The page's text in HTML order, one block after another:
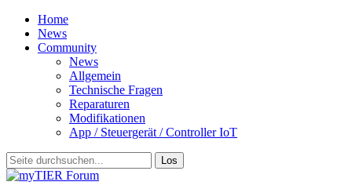
Home
News
Community
News
Allgemein
Technische Fragen
Reparaturen
Modifikationen
App / Steuergerät / Controller IoT